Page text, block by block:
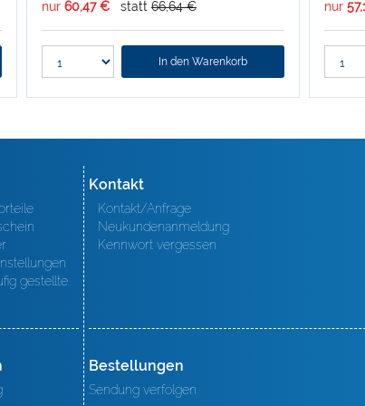
nur 60,47 € statt 66,64 €
In den Warenkorb
nur
gestellte
Kontakt
Kontakt/Anfrage
Neukundenanmeldung
Kennwort vergessen
Bestellungen
Sendung verfolgen